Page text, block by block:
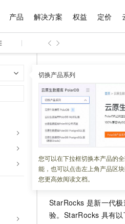
产品 解决方案 权益 定价
切换产品系列
您可以在下拉框切换本产品的
能，也可以点击左上角产品区
您更高效阅读文档。
StarRocks
更新时间： 2026-07-06
背景信息
StarRocks 是新一代
验。StarRocks 具有以
大模型
文本生成
Qwen3.8-Max HOT
智能体时代全能旗舰模型
能看、能想、能动手的多模态
精选产品
大模型服务平台百炼
大模型服务与应用平台
千问大模型
多元化、高性能、安全可靠的
无影云电脑
随时随地安全接入的云上超级电
云解析DNS
云原生大数据计算服务
面向分析的企业级SaaS模式云
精选解决方案
睿译宝，AI翻译排版一步到位
上传文档即自动完成翻译和格式
GLM-5.2：长任务时代开源
Hermes Agent，打造自进化
自主进化，持久记忆，越用越聪
快速拥有专属 OpenClaw
普惠上云
普惠上云 官方力荐
云服务器38元/年起，超值低价
官方推荐返现计划
推荐新用户得奖励，单订单最
云工开物
高校专属算力普惠，学生认证
免费试用
解决方案免费试用 新老同享
最高领取价值200元试用点，立
产品定价
了解云产品的定价详情
云上成本管理
管理和优化成本
精选商城
网站建设
多端小程序
Salesforce 国际版订阅
友盟天域
观测云
Tuya 物联网平台阿里云版
电子合同
成为销售伙伴
分销伙伴
咨询伙伴
销售伙伴合作计划
Salesforce On Alibaba Cloud
Consulting Partner 合作计划
售前咨询
在线服务
售后服务
自助服务
工单服务
短信专区
为什么选择阿里云
什么是云计算
技术领先
稳定可靠
安全合规
分析师报告
研究报告与白皮书
天池大赛